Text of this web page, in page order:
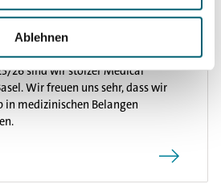
Ablehnen
wird Medical Partner
26 sind wir stolzer Medical
Wir freuen uns sehr, dass wir
in medizinischen Belangen